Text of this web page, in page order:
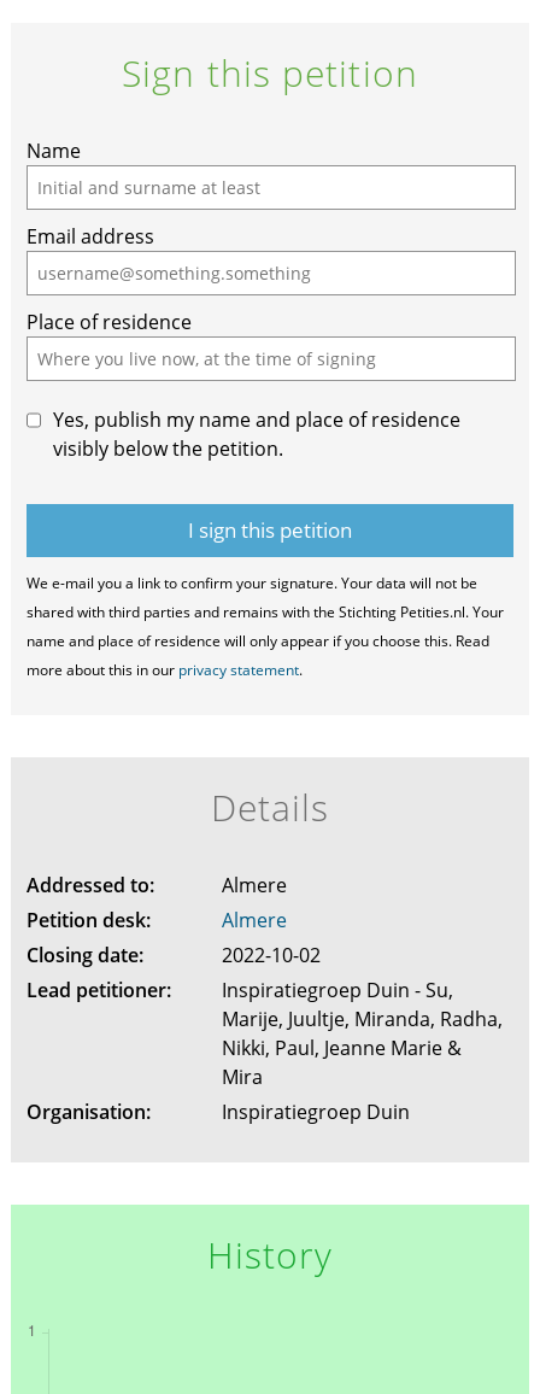
Sign this petition
Name
Email address
Place of residence
Yes, publish my name and place of residence
visibly below the petition.
We e-mail you a link to confirm your signature. Your data will not be
shared with third parties and remains with the Stichting Petities.nl. Your
name and place of residence will only appear if you choose this. Read
more about this in our privacy statement.
Details
Addressed to:
Almere
Petition desk:
Almere
Closing date:
2022-10-02
Lead petitioner:
Inspiratiegroep Duin - Su,
Marije, Juultje, Miranda, Radha,
Nikki, Paul, Jeanne Marie &
Mira
Organisation:
Inspiratiegroep Duin
History